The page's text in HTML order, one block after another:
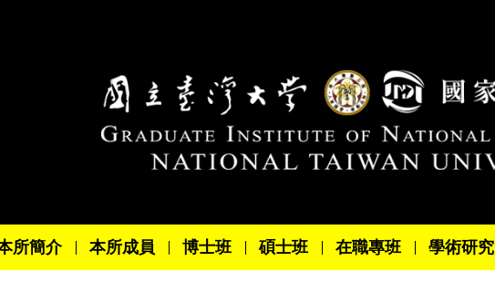
所簡介 本所成員 博士班 碩士班 在職專班 學術研究